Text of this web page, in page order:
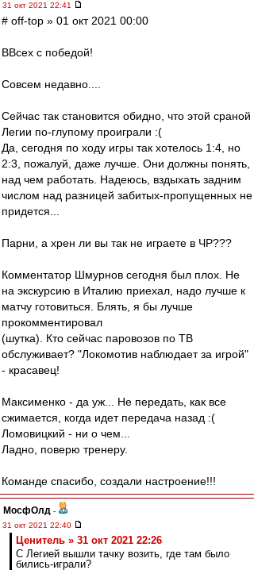
31 окт 2021 22:41
# off-top » 01 окт 2021 00:00
ВВсех с победой!
Совсем недавно....
Сейчас так становится обидно, что этой сраной
Легии по-глупому проиграли :(
Да, сегодня по ходу игры так хотелось 1:4, но
2:3, пожалуй, даже лучше. Они должны понять,
над чем работать. Надеюсь, вздыхать задним
числом над разницей забитых-пропущенных не
придется...
Парни, а хрен ли вы так не играете в ЧР???
Комментатор Шмурнов сегодня был плох. Не
на экскурсию в Италию приехал, надо лучше к
матчу готовиться. Блять, я бы лучше
прокомментировал
(шутка). Кто сейчас паровозов по ТВ
обслуживает? "Локомотив наблюдает за игрой"
- красавец!
Максименко - да уж... Не передать, как все
сжимается, когда идет передача назад :(
Ломовицкий - ни о чем...
Ладно, поверю тренеру.
Команде спасибо, создали настроение!!!
МосфОлд -
31 окт 2021 22:40
Ценитель » 31 окт 2021 22:26
С Легией вышли тачку возить, где там было
бились-играли?